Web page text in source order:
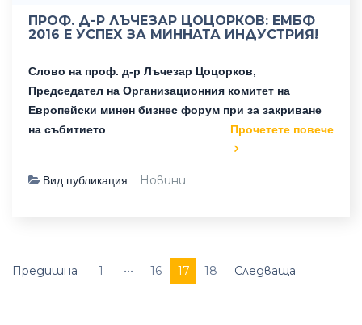
ПРОФ. Д-Р ЛЪЧЕЗАР ЦОЦОРКОВ: ЕМБФ
2016 Е УСПЕХ ЗА МИННАТА ИНДУСТРИЯ!
Слово на проф. д-р Лъчезар Цоцорков,
Председател на Организационния комитет на
Европейски минен бизнес форум при за закриване
на събитието
Прочетете повече
Вид публикация: Новини
Предишна 1 ••• 16 17 18 Следваща